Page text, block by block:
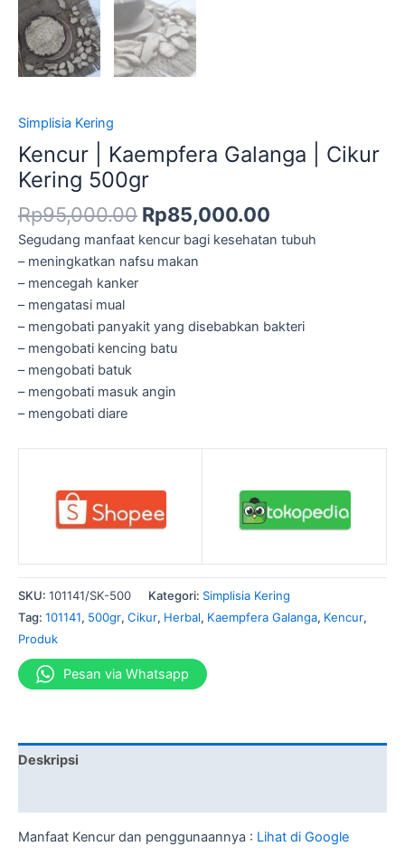
Simplisia Kering
Kencur | Kaempfera Galanga | Cikur
Kering 500gr
Rp95,000.00 Rp85,000.00
Segudang manfaat kencur bagi kesehatan tubuh
– meningkatkan nafsu makan
– mencegah kanker
– mengatasi mual
– mengobati panyakit yang disebabkan bakteri
– mengobati kencing batu
– mengobati batuk
– mengobati masuk angin
– mengobati diare
SKU: 101141/SK-500 Kategori: Simplisia Kering
Tag: 101141, 500gr, Cikur, Herbal, Kaempfera Galanga, Kencur,
Produk
Pesan via Whatsapp
Deskripsi
Manfaat Kencur dan penggunaannya : Lihat di Google